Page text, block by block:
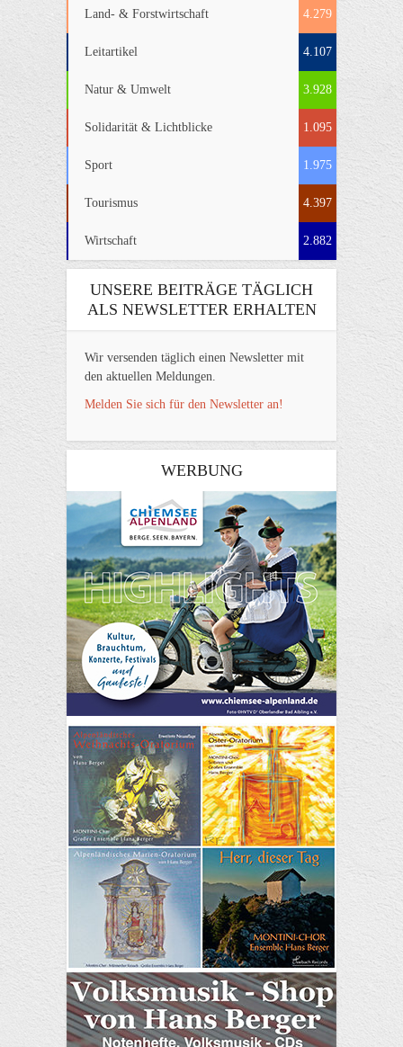
Land- & Forstwirtschaft 4.279
Leitartikel 4.107
Natur & Umwelt 3.928
Solidarität & Lichtblicke 1.095
Sport 1.975
Tourismus 4.397
Wirtschaft 2.882
UNSERE BEITRÄGE TÄGLICH
ALS NEWSLETTER ERHALTEN
Wir versenden täglich einen Newsletter mit
den aktuellen Meldungen.
Melden Sie sich für den Newsletter an!
WERBUNG